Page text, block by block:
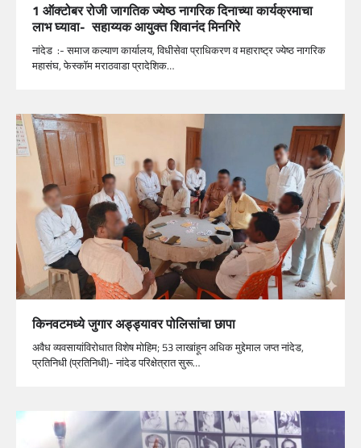
1 ऑक्टोबर रोजी जागतिक ज्येष्ठ नागरिक दिनाच्या कार्यक्रमाचा
लाभ घ्यावा- सहाय्यक आयुक्त शिवानंद मिनगिरे
नांदेड :- समाज कल्याण कार्यालय, विधीसेवा प्राधिकरण व महाराष्ट्र ज्येष्ठ नागरिक
महासंघ, फेस्कॉम मराठवाडा प्रादेशिक…
किनवटमध्ये जुगार अड्ड्यावर पोलिसांचा छापा
अवैध व्यवसायांविरोधात विशेष मोहिम; 53 लाखांहून अधिक मुद्देमाल जप्त नांदेड,
प्रतिनिधी (प्रतिनिधी)- नांदेड परिक्षेत्रात सुरू…